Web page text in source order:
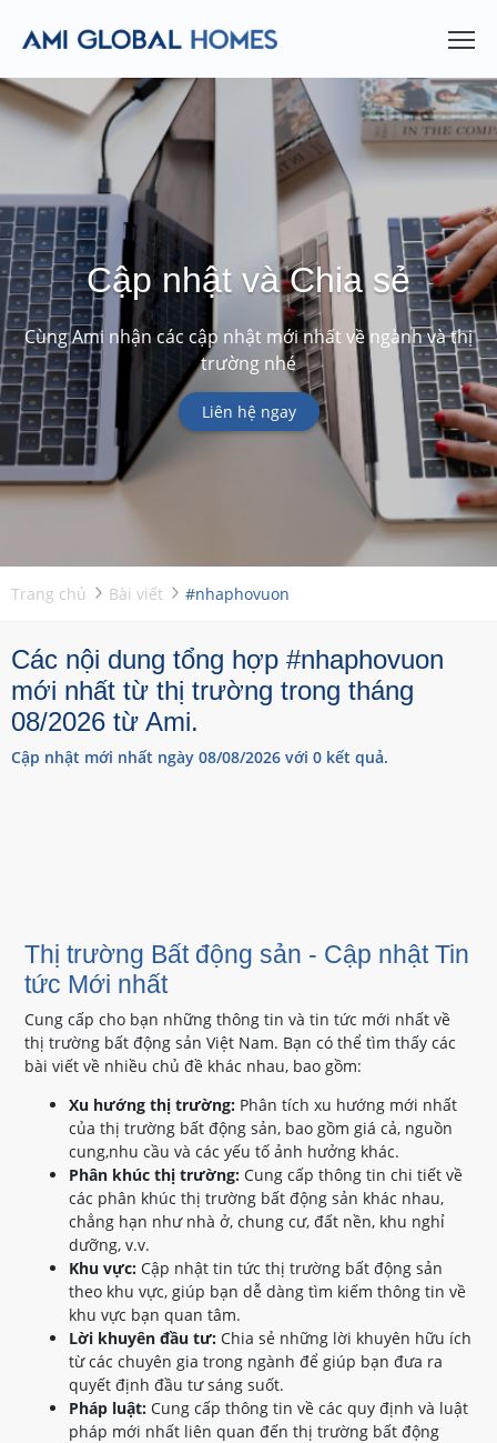
Cập nhật và Chia sẻ
Cùng Ami nhận các cập nhật mới nhất về ngành và thị
trường nhé
Liên hệ ngay
Trang chủ Bài viết #nhaphovuon
Các nội dung tổng hợp #nhaphovuon
mới nhất từ thị trường trong tháng
08/2026 từ Ami.
Cập nhật mới nhất ngày 08/08/2026 với 0 kết quả.
Thị trường Bất động sản - Cập nhật Tin
tức Mới nhất
Cung cấp cho bạn những thông tin và tin tức mới nhất về
thị trường bất động sản Việt Nam. Bạn có thể tìm thấy các
bài viết về nhiều chủ đề khác nhau, bao gồm:
Xu hướng thị trường: Phân tích xu hướng mới nhất
của thị trường bất động sản, bao gồm giá cả, nguồn
cung,nhu cầu và các yếu tố ảnh hưởng khác.
Phân khúc thị trường: Cung cấp thông tin chi tiết về
các phân khúc thị trường bất động sản khác nhau,
chẳng hạn như nhà ở, chung cư, đất nền, khu nghỉ
dưỡng, v.v.
Khu vực: Cập nhật tin tức thị trường bất động sản
theo khu vực, giúp bạn dễ dàng tìm kiếm thông tin về
khu vực bạn quan tâm.
Lời khuyên đầu tư: Chia sẻ những lời khuyên hữu ích
từ các chuyên gia trong ngành để giúp bạn đưa ra
quyết định đầu tư sáng suốt.
Pháp luật: Cung cấp thông tin về các quy định và luật
pháp mới nhất liên quan đến thị trường bất động